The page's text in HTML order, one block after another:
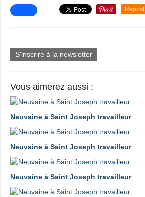
Repost
S'inscrire à la newsletter
Vous aimerez aussi :
Neuvaine à Saint Joseph travailleur
Neuvaine à Saint Joseph travailleur
Neuvaine à Saint Joseph travailleur